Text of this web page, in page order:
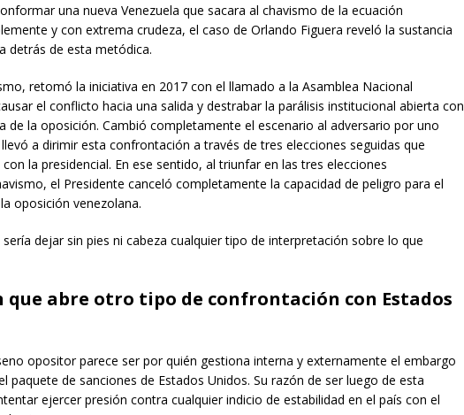
una nueva Venezuela que sacara al chavismo de la ecuación
y con extrema crudeza, el caso de Orlando Figuera reveló la sustancia
detrás de esta metódica.
retomó la iniciativa en 2017 con el llamado a la Asamblea Nacional
el conflicto hacia una salida y destrabar la parálisis institucional abierta con
de la oposición. Cambió completamente el escenario al adversario por uno
a dirimir esta confrontación a través de tres elecciones seguidas que
la presidencial. En ese sentido, al triunfar en las tres elecciones
el Presidente canceló completamente la capacidad de peligro para el
oposición venezolana.
dejar sin pies ni cabeza cualquier tipo de interpretación sobre lo que
que abre otro tipo de confrontación con Estados
opositor parece ser por quién gestiona interna y externamente el embargo
paquete de sanciones de Estados Unidos. Su razón de ser luego de esta
ejercer presión contra cualquier indicio de estabilidad en el país con el